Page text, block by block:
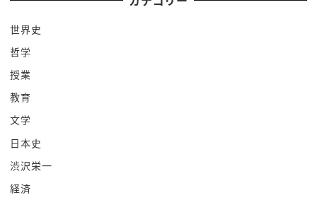
え
あの韓国映画でねあの半地下の人たちみたいなね
あのパラサイトっていうか僕も見たんですよまあシ
ロエが来た韓国へだねすごい今韓国
ではあれがアカデミー賞とってねうわぁ凄いなぁな
注目された記憶に新しい2020年アカデミー賞ですね
ハリウッドですよこれアカデミー賞でのレセプショ
ン
世界史
哲学
授業
教育
文学
日本史
渋沢栄一
経済